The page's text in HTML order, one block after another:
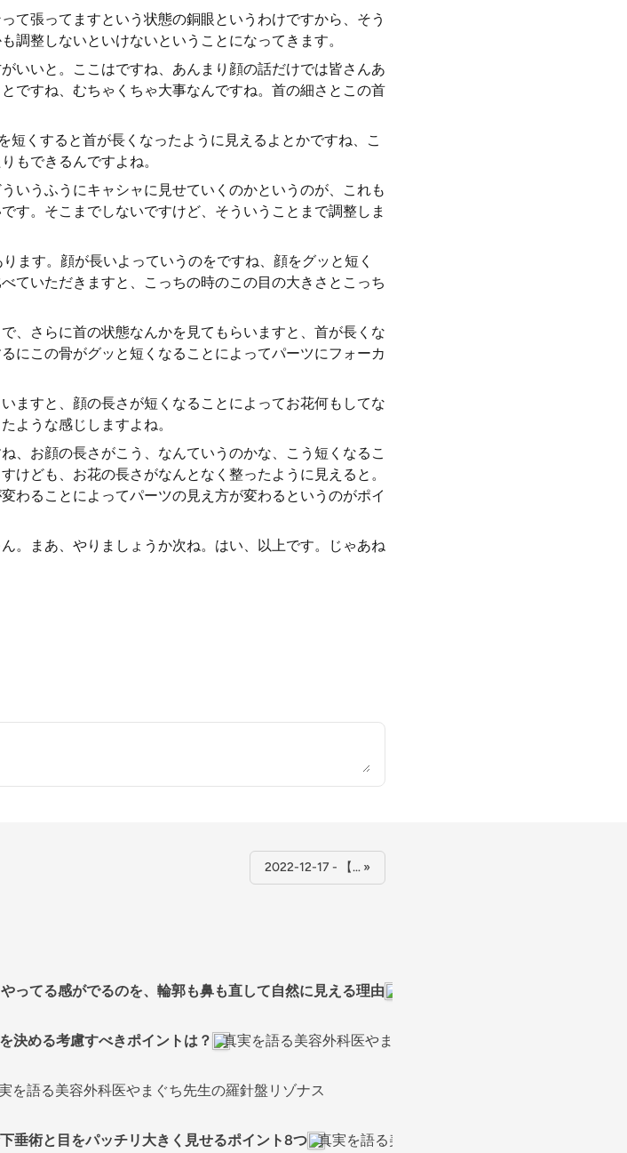
て張ってますという状態の銅眼というわけですから、そう
調整しないといけないということになってきます。
いいと。ここはですね、あんまり顔の話だけでは皆さんあ
ですね、むちゃくちゃ大事なんですね。首の細さとこの首
くすると首が長くなったように見えるよとかですね、こ
もできるんですよね。
いうふうにキャシャに見せていくのかというのが、これも
す。そこまでしないですけど、そういうことまで調整しま
ます。顔が長いよっていうのをですね、顔をグッと短く
ていただきますと、こっちの時のこの目の大きさとこっち
、さらに首の状態なんかを見てもらいますと、首が長くな
にこの骨がグッと短くなることによってパーツにフォーカ
ますと、顔の長さが短くなることによってお花何もしてな
ような感じしますよね。
、お顔の長さがこう、なんていうのかな、こう短くなるこ
けども、お花の長さがなんとなく整ったように見えると。
わることによってパーツの見え方が変わるというのがポイ
。まあ、やりましょうか次ね。はい、以上です。じゃあね
2022-12-17 - 【… »
てる感がでるのを、輪郭も鼻も直して自然に見える理由
決める考慮すべきポイントは？ 真実を語る美容外科医やまぐち先生の羅針盤リゾナス
を語る美容外科医やまぐち先生の羅針盤リゾナス
術と目をパッチリ大きく見せるポイント8つ 真実を語る美容外科医やまぐち先生の羅針盤リ